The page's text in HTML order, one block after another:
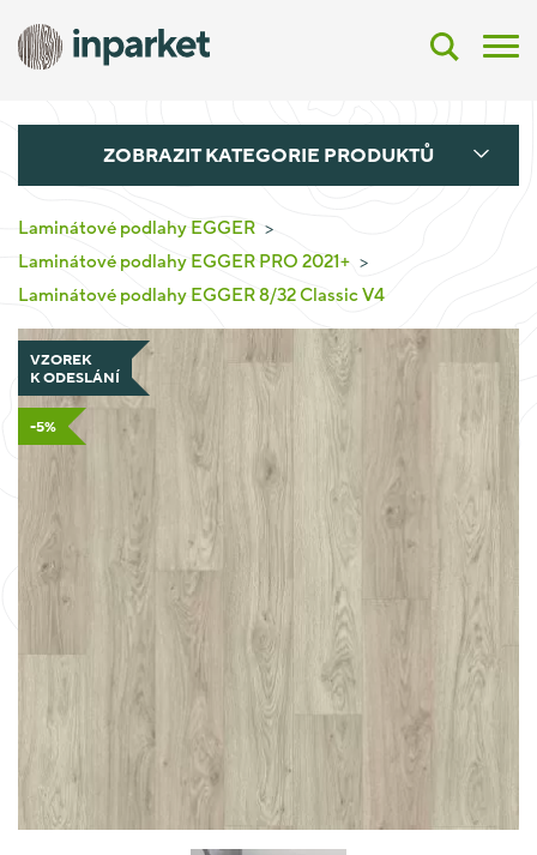
ZOBRAZIT KATEGORIE PRODUKTŮ
Laminátové podlahy EGGER
Laminátové podlahy EGGER PRO 2021+
Laminátové podlahy EGGER 8/32 Classic V4
VZOREK
K ODESLÁNÍ
-5%